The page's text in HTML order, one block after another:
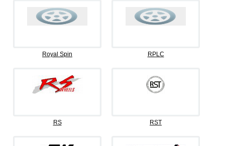
Royal Spin RPLC
RS RST